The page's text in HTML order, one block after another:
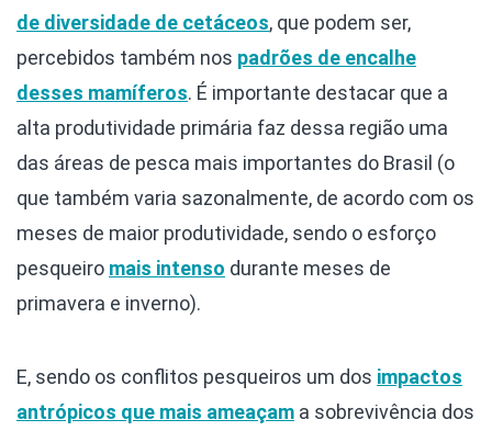
de diversidade de cetáceos, que podem ser,
percebidos também nos padrões de encalhe
desses mamíferos. É importante destacar que a
alta produtividade primária faz dessa região uma
das áreas de pesca mais importantes do Brasil (o
que também varia sazonalmente, de acordo com os
meses de maior produtividade, sendo o esforço
pesqueiro mais intenso durante meses de
primavera e inverno).
E, sendo os conflitos pesqueiros um dos impactos
antrópicos que mais ameaçam a sobrevivência dos